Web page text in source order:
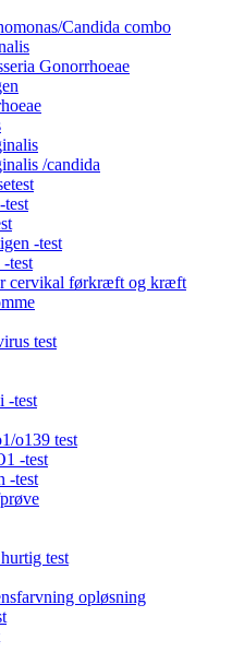
Candida combo
Gonorrhoeae
/candida
test
-test
test
cervikal førkræft og kræft
test
-test
o139 test
-test
-test
test
opløsning